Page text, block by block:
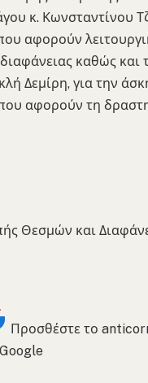
κ. Κωνσταντίνου
αφορούν
καθώς και
Δεμίρη, για την
αφορούν τη
Θεσμών και
Προσθέστε το